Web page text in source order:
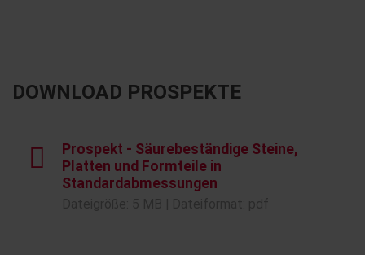
DOWNLOAD PROSPEKTE
Prospekt - Säurebeständige Steine,
Platten und Formteile in
Standardabmessungen